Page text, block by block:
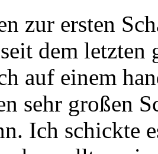
zur ersten
dem letzten
auf einem
sehr großen
Ich schickte